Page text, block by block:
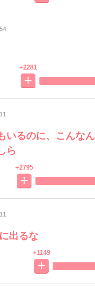
+2281
いるのに、こんな
ら
+2795
出るな
+1149